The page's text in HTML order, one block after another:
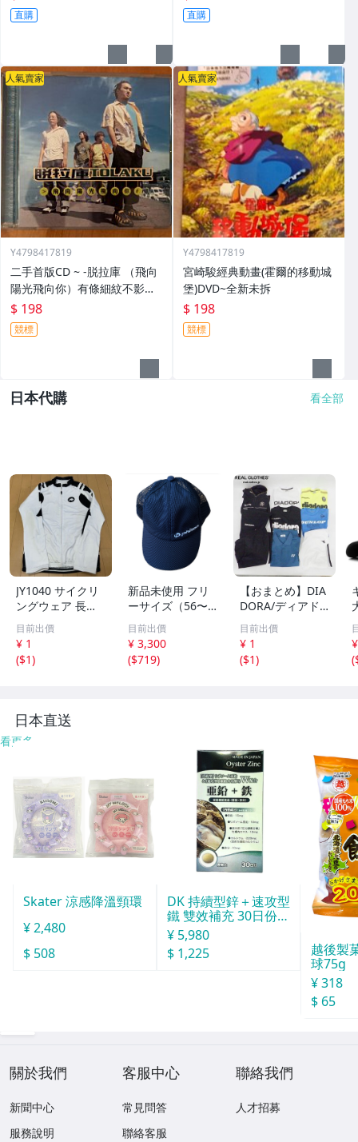
賣，吸汗ｘ抗菌ｘ除臭ｘ快
乾，請斟酌自己尺寸，恕不退
直購
27CM)一起賣，請斟酌自己腳
的尺寸，恕不退貨
直購
人氣賣家
Y4798417819
二手首版CD ~ -脱拉庫 （飛向
陽光飛向你）有條細紋不影響
音質
$ 198
競標
人氣賣家
Y4798417819
宮崎駿經典動畫(霍爾的移動城
堡)DVD~全新未拆
$ 198
競標
日本代購 看全部
JY1040 サイクリ
ングウェア 長袖
シャツ ホワイト
ブラック L 汚れ
あり
目前出價
¥ 1
($1)
新品未使用 フリ
ーサイズ（56〜6
1cm） ファイテ
ン phiten メッシ
ュキャップ アク
アチタン リカバ
目前出價
¥ 3,300
($719)
【おまとめ】DIA
DORA/ディアド
ラ YONEX/ヨネッ
クス 他 スポーツ
ウェア シャツ/パ
ンツ/スウェット
目前出價
¥ 1
($1)
(
日本直送
看更多
Skater 涼感降溫頸環
¥ 2,480
$ 508
DK 持續型鋅＋速攻型
鐵 雙效補充 30日份 1
20粒
¥ 5,980
$ 1,225
越後製
球75g
¥ 318
$ 65
關於我們
新聞中心
服務說明
客服中心
常見問答
聯絡客服
聯絡我們
人才招募